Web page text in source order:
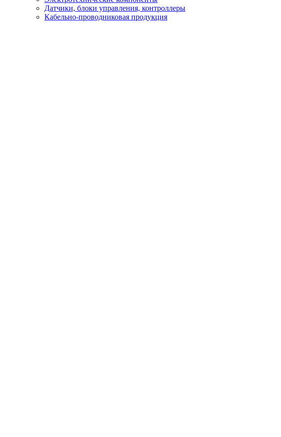
Датчики, блоки управления, контроллеры
Кабельно-проводниковая продукция